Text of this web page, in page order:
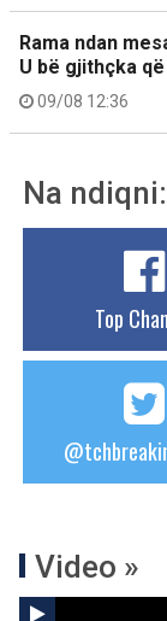
Rama ndan
U bë gjithçka
09/08 12:36
Na ndiqni:
Top
Video »